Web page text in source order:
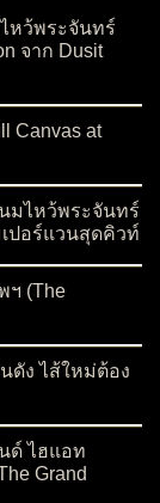
หว้พระจันทร์
จาก Dusit
Canvas at
มไหว้พระจันทร์
เปอร์แวนสุดคิวท์
ฯ (The
ดัง ไส้ใหม่ต้อง
ด์ ไฮแอท
Grand